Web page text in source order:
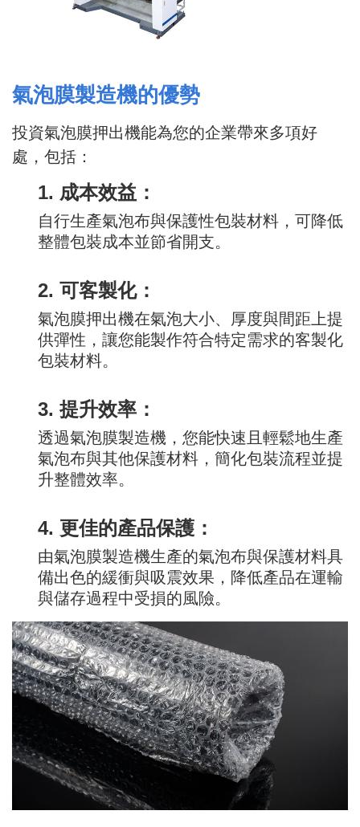
氣泡膜製造機的優勢
投資氣泡膜押出機能為您的企業帶來多項好
處，包括：
1. 成本效益：
自行生產氣泡布與保護性包裝材料，可降低
整體包裝成本並節省開支。
2. 可客製化：
氣泡膜押出機在氣泡大小、厚度與間距上提
供彈性，讓您能製作符合特定需求的客製化
包裝材料。
3. 提升效率：
透過氣泡膜製造機，您能快速且輕鬆地生產
氣泡布與其他保護材料，簡化包裝流程並提
升整體效率。
4. 更佳的產品保護：
由氣泡膜製造機生產的氣泡布與保護材料具
備出色的緩衝與吸震效果，降低產品在運輸
與儲存過程中受損的風險。